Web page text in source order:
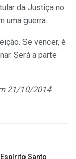
da Justiça no
uma guerra.
Se vencer, é
Será a parte
21/10/2014
Santo